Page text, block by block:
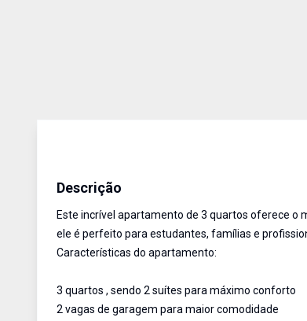
Descrição
Este incrível apartamento de 3 quartos oferece o
ele é perfeito para estudantes, famílias e
Características do apartamento:
3 quartos , sendo 2 suítes para máximo conforto
2 vagas de garagem para maior comodidade